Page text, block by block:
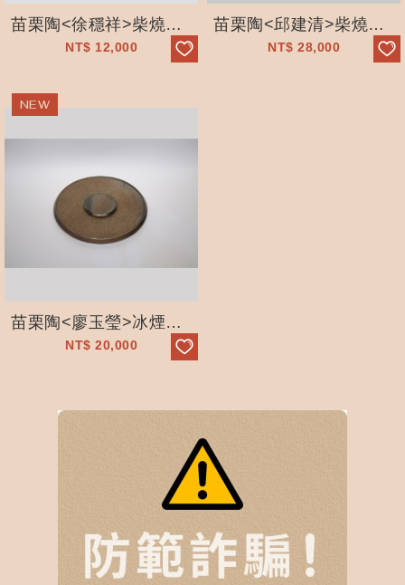
苗栗陶<徐穩祥>柴燒中茶盤_手工拉坯_自然落灰_精美茶具_獨一無二_五穀文...
NT$ 12,000
苗栗陶<邱建清>柴燒佳落水茶盤_手工拉坯_自然落灰_手作_獨一無二_五穀文...
NT$ 28,000
苗栗陶<廖玉瑩>冰煙柴燒茶盤_手工拉坯_自然落灰_精美茶具_獨一無二_五穀...
NT$ 20,000